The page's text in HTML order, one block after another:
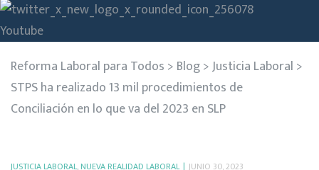
Youtube
Reforma Laboral para Todos > Blog>Justicia Laboral >
STPS ha realizado 13 mil procedimientos de
Conciliación en lo que va del 2023 en SLP
JUSTICIA LABORAL,NUEVA REALIDAD LABORAL JUNIO 30, 2023